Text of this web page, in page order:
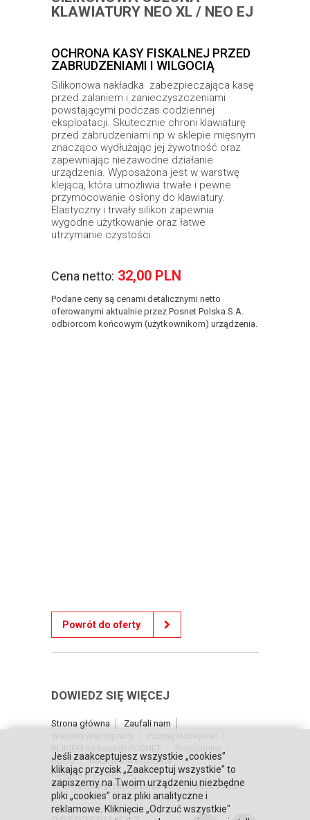
KLAWIATURY NEO XL / NEO EJ
OCHRONA KASY FISKALNEJ PRZED
ZABRUDZENIAMI I WILGOCIĄ
Silikonowa nakładka zabezpieczająca kasę
przed zalaniem i zanieczyszczeniami
powstającymi podczas codziennej
eksploatacji. Skutecznie chroni klawiaturę
przed zabrudzeniami np w sklepie mięsnym
znacząco wydłużając jej żywotność oraz
zapewniając niezawodne działanie
urządzenia. Wyposażona jest w warstwę
klejącą, która umożliwia trwałe i pewne
przymocowanie osłony do klawiatury.
Elastyczny i trwały silikon zapewnia
wygodne użytkowanie oraz łatwe
utrzymanie czystości.
Cena netto: 32,00 PLN
Podane ceny są cenami detalicznymi netto
oferowanymi aktualnie przez Posnet Polska S.A.
odbiorcom końcowym (użytkownikom) urządzenia.
Powrót do oferty
DOWIEDZ SIĘ WIĘCEJ
Strona główna
Zaufali nam
RODO
Relacje inwestorskie
Polityka prywatności
Informacja o przetwarzaniu danych osobowych
Jeśli zaakceptujesz wszystkie „cookies”
klikając przycisk „Zaakceptuj wszystkie” to
zapiszemy na Twoim urządzeniu niezbędne
pliki „cookies” oraz pliki analityczne i
reklamowe. Kliknięcie „Odrzuć wszystkie"